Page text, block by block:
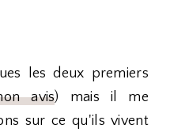
les deux premiers
avis) mais il me
sur ce qu'ils vivent